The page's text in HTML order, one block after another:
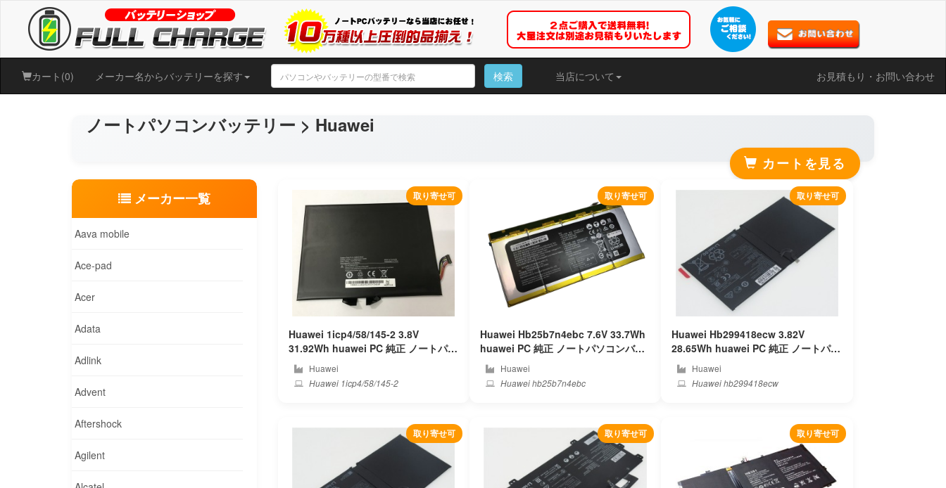
カート(0) メーカー名からバッテリーを探す 検索 当店について お見積もり・お問い合わせ
ノートパソコンバッテリー > Huawei
カートを見る
メーカー一覧
Aava mobile
Ace-pad
Acer
Adata
Adlink
Advent
Aftershock
Agilent
取り寄せ可
Huawei 1icp4/58/145-2 3.8V
31.92Wh huawei PC 純正 ノートパソ
コンバッテリー
Huawei
Huawei 1icp4/58/145-2
取り寄せ可
Huawei Hb25b7n4ebc 7.6V 33.7Wh
huawei PC 純正 ノートパソコンバッ
テリーHuawei
Huawei hb25b7n4ebc
取り寄せ可
Huawei Hb299418ecw 3.82V
28.65Wh huawei PC 純正 ノートパソ
コンバッテリー
Huawei
Huawei hb299418ecw
取り寄せ可 取り寄せ可 取り寄せ可